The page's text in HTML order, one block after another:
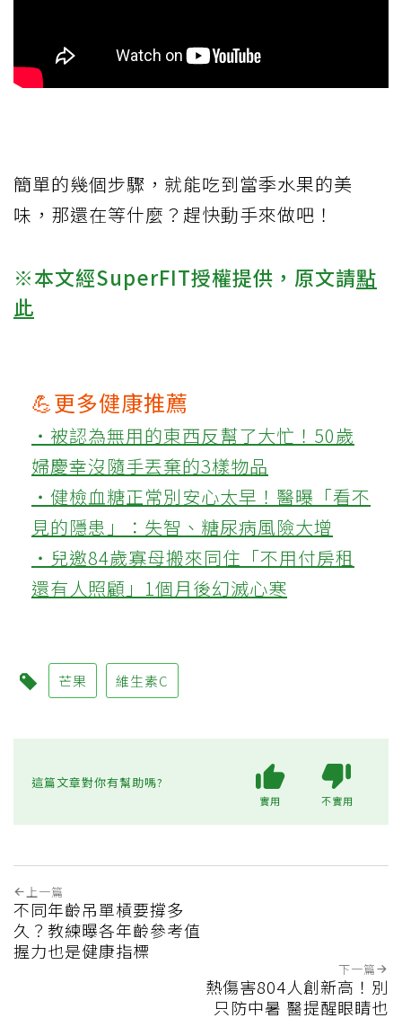
簡單的幾個步驟，就能吃到當季水果的美
味，那還在等什麼？趕快動手來做吧！
※本文經SuperFIT授權提供，原文請點
此
💪更多健康推薦
‧被認為無用的東西反幫了大忙！50歲
婦慶幸沒隨手丟棄的3樣物品
‧健檢血糖正常別安心太早！醫曝「看不
見的隱患」：失智、糖尿病風險大增
‧兒邀84歲寡母搬來同住「不用付房租
還有人照顧」1個月後幻滅心寒
芒果 維生素C
這篇文章對你有幫助嗎?
實用 不實用
上一篇
不同年齡吊單槓要撐多
久？教練曝各年齡參考值
握力也是健康指標
下一篇
熱傷害804人創新高！別
只防中暑 醫提醒眼睛也